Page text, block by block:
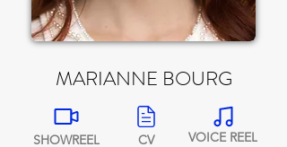
MARIANNE BOURG
SHOWREEL CV VOICE REEL